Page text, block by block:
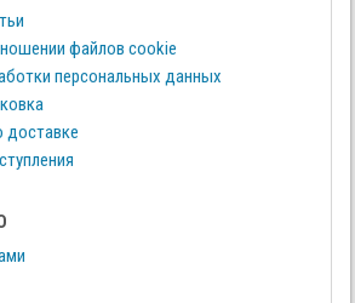
файлов cookie
персональных данных